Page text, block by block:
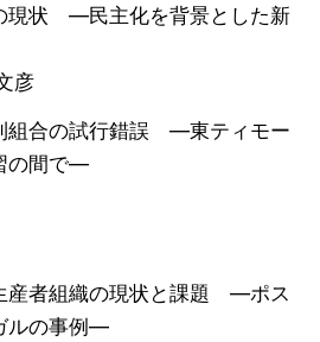
現状 ―民主化を背景とした新
彦
組合の試行錯誤 ―東ティモー
の間で―
産者組織の現状と課題 ―ポス
ルの事例―